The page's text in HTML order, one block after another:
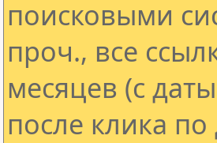
поисковыми
проч., все
месяцев (с
после клика